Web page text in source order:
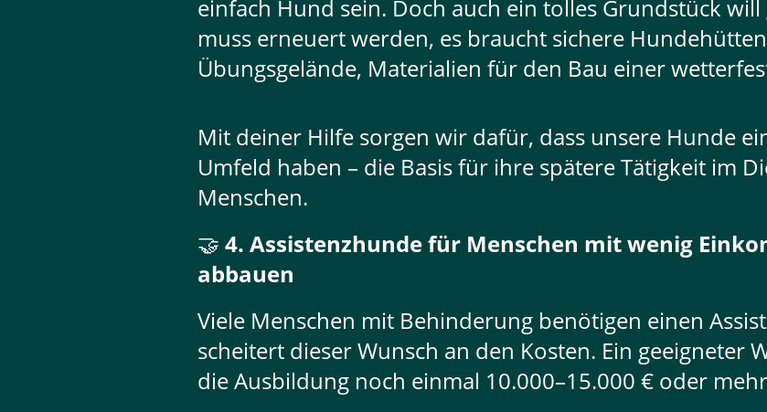
einfach Hund sein. Doch auch ein tolles Grundstück
muss erneuert werden, es braucht sichere
Übungsgelände, Materialien für den Bau einer
Mit deiner Hilfe sorgen wir dafür, dass unsere Hunde
Umfeld haben – die Basis für ihre spätere Tätigkeit im
Menschen.
🤝 4. Assistenzhunde für Menschen mit wenig
abbauen
Viele Menschen mit Behinderung benötigen einen
scheitert dieser Wunsch an den Kosten. Ein geeigneter
die Ausbildung noch einmal 10.000–15.000 € oder